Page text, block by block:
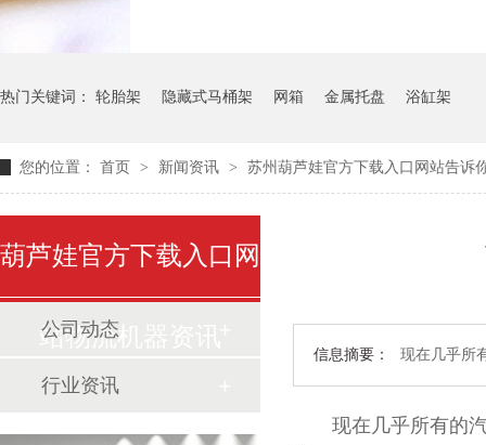
热门关键词： 轮胎架 隐藏式马桶架 网箱 金属托盘 浴缸架
您的位置： 首页 > 新闻资讯 > 苏州葫芦娃官方下载入口网站告诉
信息摘要： 现在几乎所
现在几乎所有的汽车
葫芦娃官方下载入口网
站物流机器资讯
公司动态
行业资讯